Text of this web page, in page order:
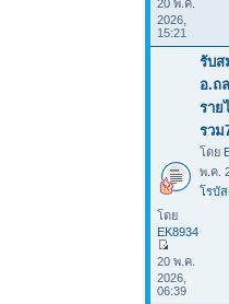
20 พ.ค.
2026,
15:21
รับส
อ.ถ
ราย
รวม
โดย
พ.ค.
โรบั
โดย
EK8934
20 พ.ค.
2026,
06:39